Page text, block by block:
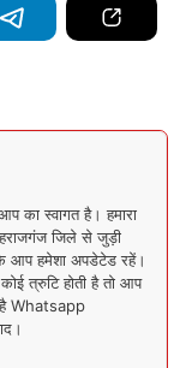
का स्वागत है। हमारा
जिले से जुड़ी
आप हमेशा अपडेटेड रहें।
त्रुटि होती है तो आप
Whatsapp